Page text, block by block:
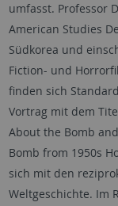
umfasst. Professor
American Studies
Südkorea und
Fiction- und
finden sich
Vortrag mit dem
About the Bomb
Bomb from 1950s
sich mit den
Weltgeschichte. Im